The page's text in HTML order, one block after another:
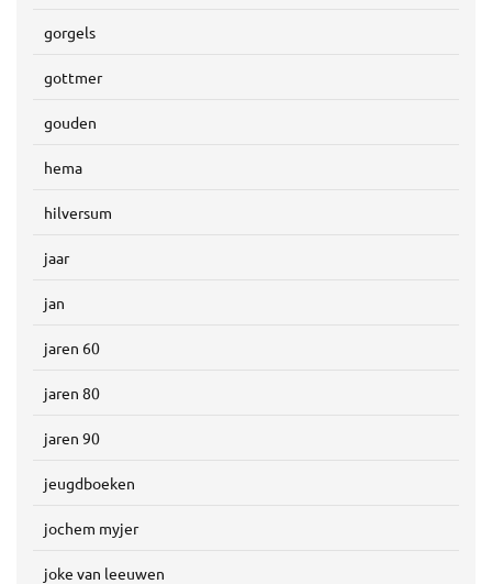
gorgels
gottmer
gouden
hema
hilversum
jaar
jan
jaren 60
jaren 80
jaren 90
jeugdboeken
jochem myjer
joke van leeuwen